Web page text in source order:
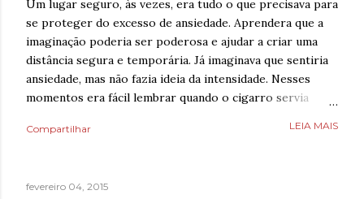
Um lugar seguro, às vezes, era tudo o que precisava para
se proteger do excesso de ansiedade. Aprendera que a
imaginação poderia ser poderosa e ajudar a criar uma
distância segura e temporária. Já imaginava que sentiria
ansiedade, mas não fazia ideia da intensidade. Nesses
momentos era fácil lembrar quando o cigarro servia
aprender a lidar com isso livre de nicotina. Caminhar,
para se distrair. Existia um limite de quanto era possível
Compartilhar LEIA MAIS
fevereiro 04, 2015